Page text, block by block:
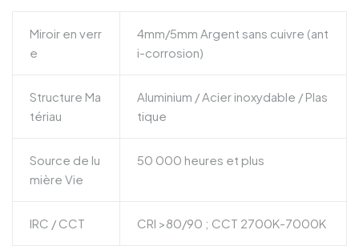
Miroir en verr
e
4mm/5mm Argent sans cuivre (ant
i-corrosion)
Structure Ma
tériau
Aluminium / Acier inoxydable / Plas
tique
Source de lu
mière Vie
50 000 heures et plus
IRC / CCT CRI >80/90 ; CCT 2700K-7000K